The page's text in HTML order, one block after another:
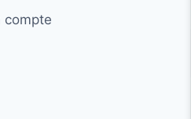
compte